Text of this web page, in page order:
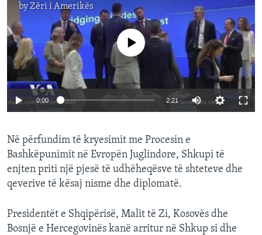
byZëri i Amerikës
No media source currently available
0:00 2:21
Në përfundim të kryesimit me Procesin e
Bashkëpunimit në Evropën Juglindore, Shkupi të
enjten priti një pjesë të udhëheqësve të shteteve dhe
qeverive të kësaj nisme dhe diplomatë.
Presidentët e Shqipërisë, Malit të Zi, Kosovës dhe
Bosnjë e Hercegovinës kanë arritur në Shkup si dhe